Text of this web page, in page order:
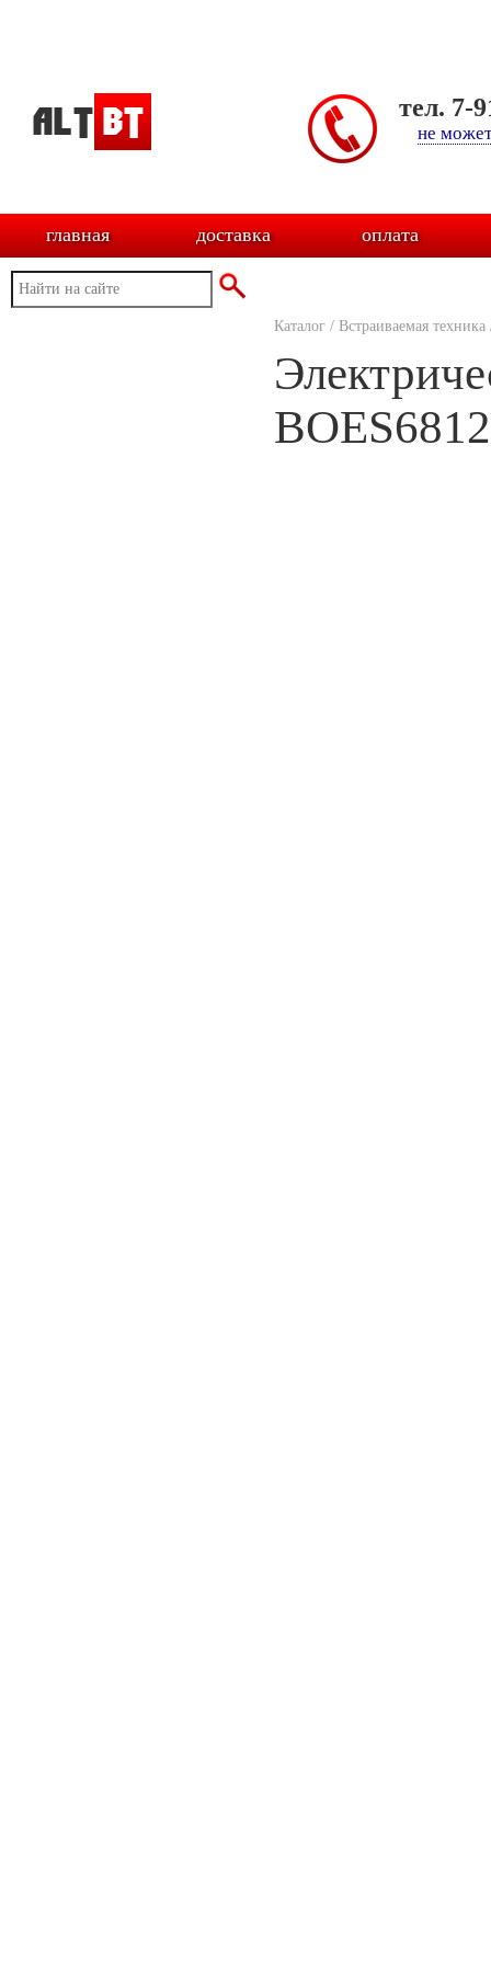
тел. 7-
не
главная доставка оплата
Каталог / Встраиваемая техника